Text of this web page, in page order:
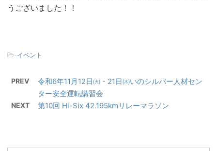
うございました！！
-イベント
PREV
令和6年11月12日㈫・21日㈭いのシルバー人材セン
ター安全運転講習会
NEXT 第10回 Hi-Six 42.195kmリレーマラソン